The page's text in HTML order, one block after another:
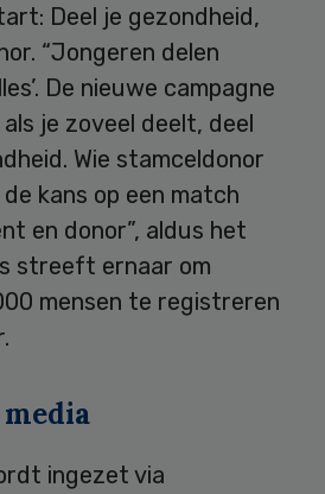
Deel je gezondheid,
“Jongeren delen
De nieuwe campagne
je zoveel deelt, deel
Wie stamceldonor
kans op een match
en donor”, aldus het
streeft ernaar om
mensen te registreren
ingezet via